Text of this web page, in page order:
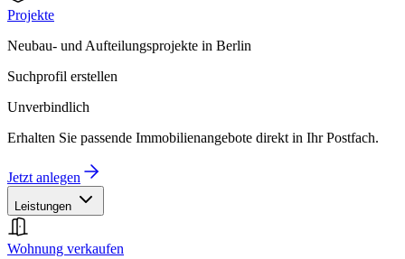
Projekte
Neubau- und Aufteilungsprojekte in Berlin
Suchprofil erstellen
Unverbindlich
Erhalten Sie passende Immobilienangebote direkt in Ihr Postfach.
Jetzt anlegen
Leistungen
Wohnung verkaufen